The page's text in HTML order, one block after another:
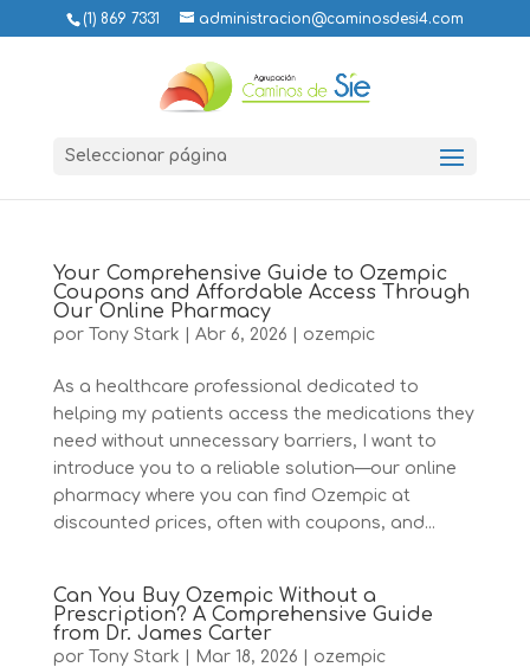
(1) 869 7331 administracion@caminosdesi4.com
Seleccionar página
Your Comprehensive Guide to Ozempic
Coupons and Affordable Access Through
Our Online Pharmacy
por Tony Stark Abr 6, 2026 ozempic
As a healthcare professional dedicated to
helping my patients access the medications they
need without unnecessary barriers, I want to
introduce you to a reliable solution—our online
pharmacy where you can find Ozempic at
discounted prices, often with coupons, and...
Can You Buy Ozempic Without a
Prescription? A Comprehensive Guide
from Dr. James Carter
por Tony Stark Mar 18, 2026 ozempic